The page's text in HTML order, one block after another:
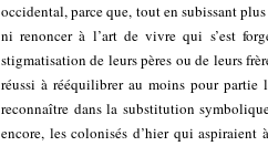
occidental, parce que, tout en subissant
ni renoncer à l’art de vivre qui s’est
stigmatisation de leurs pères ou de leurs
réussi à rééquilibrer au moins pour partie
reconnaître dans la substitution
encore, les colonisés d’hier qui aspiraient